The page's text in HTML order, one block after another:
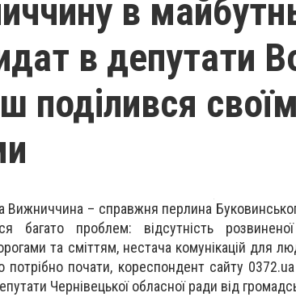
в
в депутати
поділився
Вижниччина – справжня перлина
багато проблем: відсутність
та сміттям, нестача комунікацій для
потрібно почати, кореспондент сайту
Чернівецької обласної ради від